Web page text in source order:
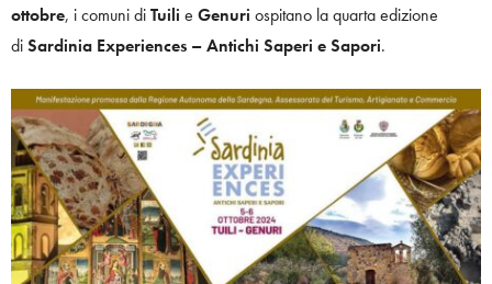
ottobre, i comuni diTuili e Genuri ospitano la quarta edizione
diSardinia Experiences – Antichi Saperi e Sapori.